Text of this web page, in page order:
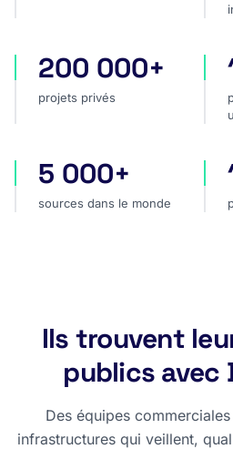
projets privés
200 000+
projets privés
sources dans le monde
5 000+
sources dans le monde
Ils trouvent
publics avec
Des équipes
infrastructures qui veillent,